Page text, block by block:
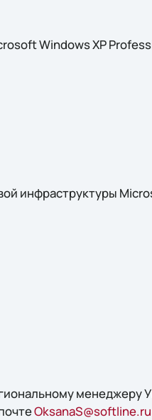
Windows XP
инфраструктуры
менеджеру
OksanaS@softline.ru